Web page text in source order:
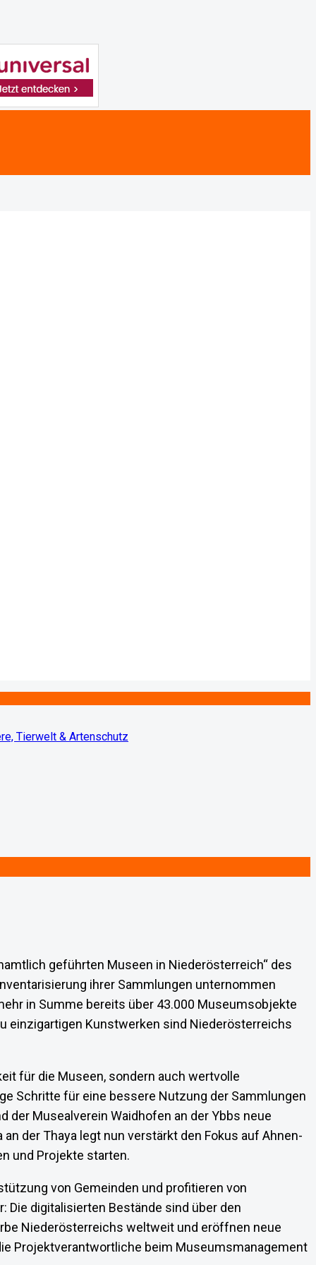
Tierwelt & Artenschutz
geführten Museen in Niederösterreich“ des
ihrer Sammlungen unternommen
in Summe bereits über 43.000 Museumsobjekte
einzigartigen Kunstwerken sind Niederösterreichs
für die Museen, sondern auch wertvolle
Schritte für eine bessere Nutzung der Sammlungen
Musealverein Waidhofen an der Ybbs neue
der Thaya legt nun verstärkt den Fokus auf Ahnen-
und Projekte starten.
von Gemeinden und profitieren von
digitalisierten Bestände sind über den
Niederösterreichs weltweit und eröffnen neue
Projektverantwortliche beim Museumsmanagement